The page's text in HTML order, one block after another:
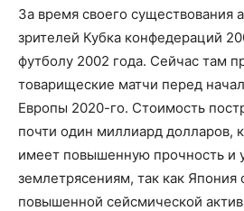
За время своего существования
зрителей Кубка конфедераций
футболу 2002 года. Сейчас там
товарищеские матчи перед
Европы 2020-го. Стоимость
почти один миллиард долларов,
имеет повышенную прочность и
землетрясениям, так как Япония
повышенной сейсмической